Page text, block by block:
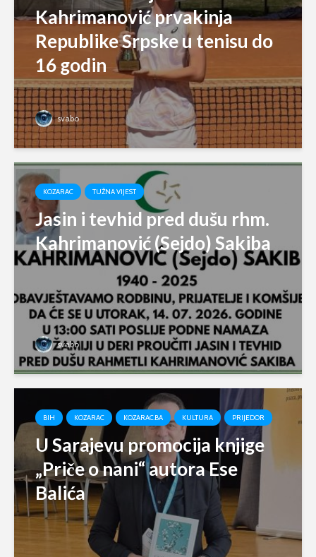
Kahrimanović prvakinja
Republike Srpske u tenisu do
16 godin
svabo
KOZARAC TUŽNA VIJEST
Jasin i tevhid pred dušu rhm.
Kahrimanović (Sejdo) Sakiba
svabo
BIH KOZARAC KOZARAC.BA KULTURA PRIJEDOR
U Sarajevu promocija knjige
„Priče o nani“ autora Ese
Balića